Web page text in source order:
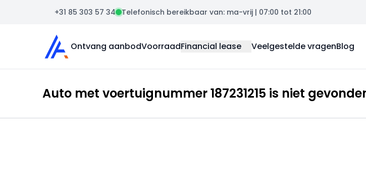
+31 85 303 57 34 Telefonisch bereikbaar van: ma-vrij | 07:00 tot 21:00
Auto Atlas
Ontvang aanbodVoorraadFinancial lease Veelgestelde vragenBlog
Auto met voertuignummer 187231215 is niet